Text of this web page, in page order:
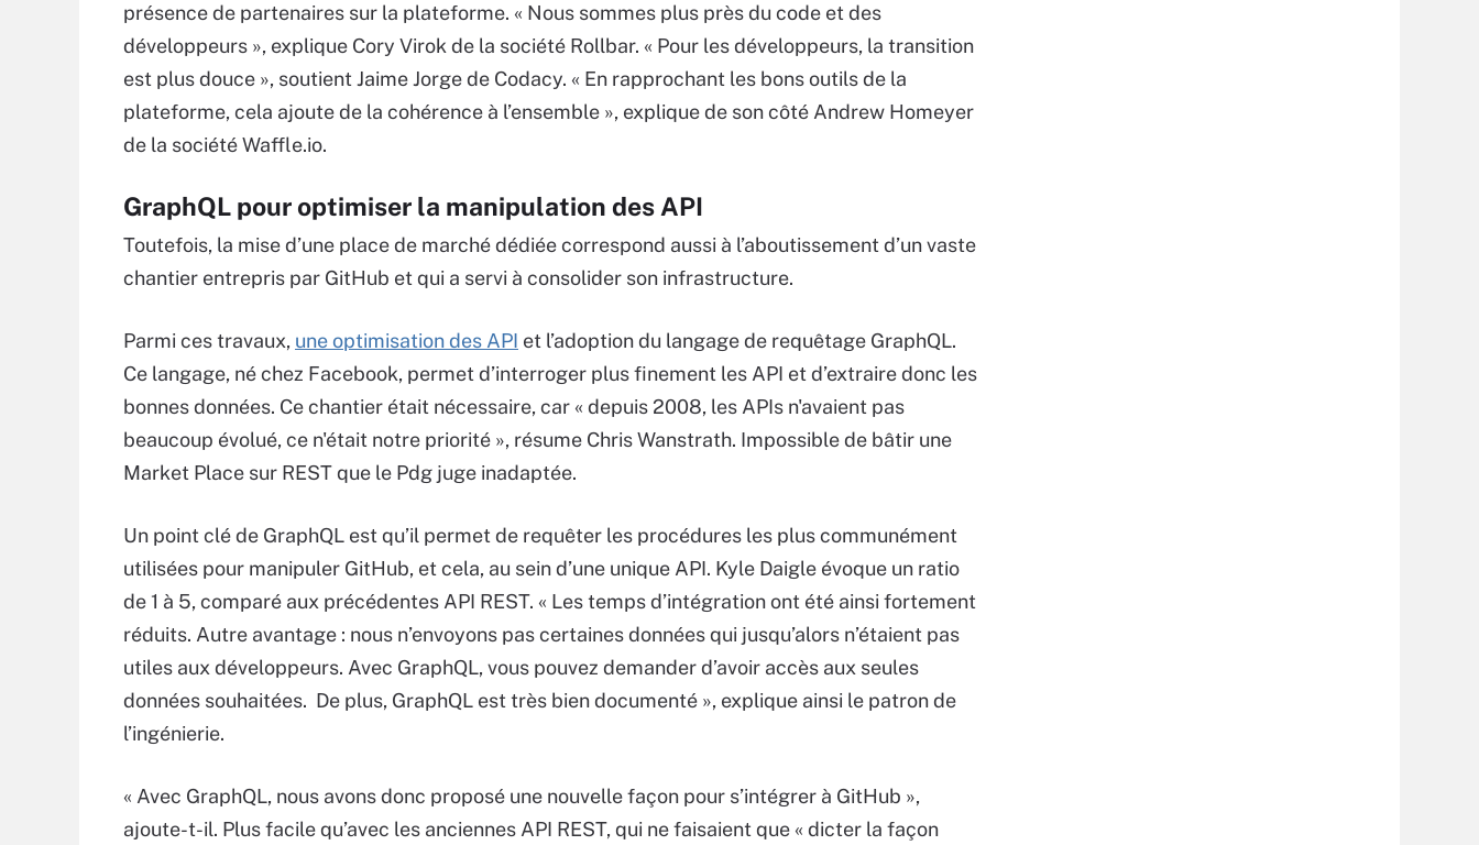
présence de partenaires sur la plateforme. « Nous sommes plus près du code et des
développeurs », explique Cory Virok de la société Rollbar. « Pour les développeurs, la transition
est plus douce », soutient Jaime Jorge de Codacy. « En rapprochant les bons outils de la
plateforme, cela ajoute de la cohérence à l’ensemble », explique de son côté Andrew Homeyer
de la société Waffle.io.
GraphQL pour optimiser la manipulation des API
Toutefois, la mise d’une place de marché dédiée correspond aussi à l’aboutissement d’un vaste
chantier entrepris par GitHub et qui a servi à consolider son infrastructure.
Parmi ces travaux, une optimisation des API et l’adoption du langage de requêtage GraphQL.
Ce langage, né chez Facebook, permet d’interroger plus finement les API et d’extraire donc les
bonnes données. Ce chantier était nécessaire, car « depuis 2008, les APIs n'avaient pas
beaucoup évolué, ce n'était notre priorité », résume Chris Wanstrath. Impossible de bâtir une
Market Place sur REST que le Pdg juge inadaptée.
Un point clé de GraphQL est qu’il permet de requêter les procédures les plus communément
utilisées pour manipuler GitHub, et cela, au sein d’une unique API. Kyle Daigle évoque un ratio
de 1 à 5, comparé aux précédentes API REST. « Les temps d’intégration ont été ainsi fortement
réduits. Autre avantage : nous n’envoyons pas certaines données qui jusqu’alors n’étaient pas
utiles aux développeurs. Avec GraphQL, vous pouvez demander d’avoir accès aux seules
données souhaitées. De plus, GraphQL est très bien documenté », explique ainsi le patron de
l’ingénierie.
« Avec GraphQL, nous avons donc proposé une nouvelle façon pour s’intégrer à GitHub »,
ajoute-t-il. Plus facile qu’avec les anciennes API REST, qui ne faisaient que « dicter la façon